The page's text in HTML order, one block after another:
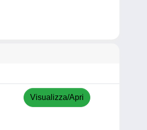
Visualizza/Apri